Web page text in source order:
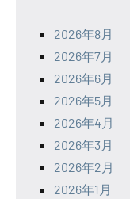
2026年8月
2026年7月
2026年6月
2026年5月
2026年4月
2026年3月
2026年2月
2026年1月